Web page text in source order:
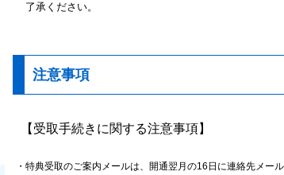
了承ください。
注意事項
【受取手続きに関する注意事項】
特典受取のご案内メールは、開通翌月の16日に連絡先メー